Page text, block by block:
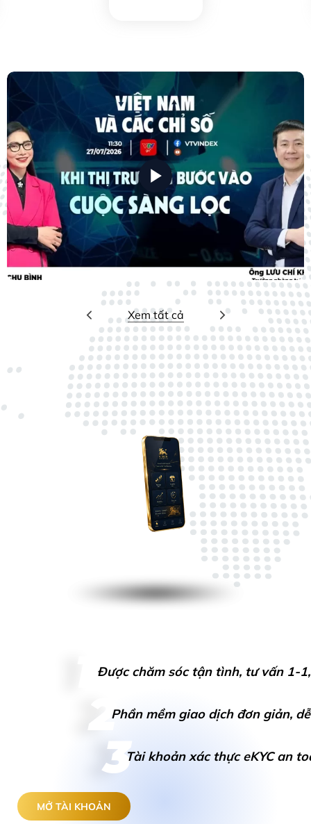
Xem tất cả
Được chăm sóc tận tình, tư vấn 1-
2
Phần mềm giao dịch đơn giản,
3Tài khoản xác thực eKYC an
MỞ TÀI KHOẢN